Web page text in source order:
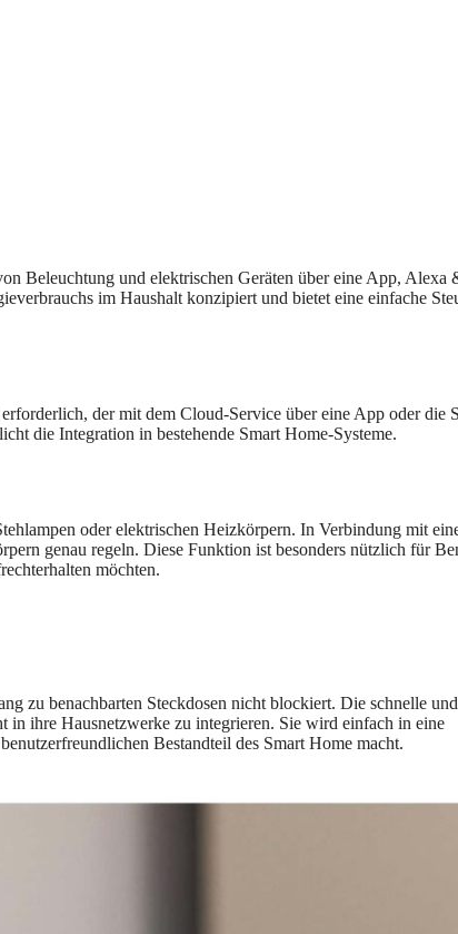
Beleuchtung und elektrischen Geräten über eine App, Alexa
im Haushalt konzipiert und bietet eine einfache
der mit dem Cloud-Service über eine App oder die
die Integration in bestehende Smart Home-Systeme.
oder elektrischen Heizkörpern. In Verbindung mit
genau regeln. Diese Funktion ist besonders nützlich für
möchten.
zu benachbarten Steckdosen nicht blockiert. Die schnelle und
in ihre Hausnetzwerke zu integrieren. Sie wird einfach in eine
Bestandteil des Smart Home macht.